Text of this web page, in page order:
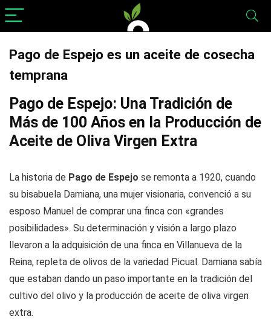
Pago de Espejo es un aceite de cosecha
temprana
Pago de Espejo: Una Tradición de
Más de 100 Años en la Producción de
Aceite de Oliva Virgen Extra
La historia de Pago de Espejo se remonta a 1920, cuando
su bisabuela Damiana, una mujer visionaria, convenció a su
esposo Manuel de comprar una finca con «grandes
posibilidades». Su determinación y visión a largo plazo
llevaron a la adquisición de una finca en Villanueva de la
Reina, repleta de olivos de la variedad Picual. Damiana sabía
que estaban dando un paso importante en la tradición del
cultivo del olivo y la producción de aceite de oliva virgen
extra.